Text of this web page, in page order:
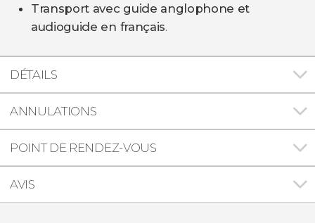
Transport avec guide anglophone et
audioguide en français.
DÉTAILS
ANNULATIONS
POINT DE RENDEZ-VOUS
AVIS